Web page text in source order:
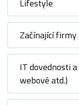
Lifestyle
Začínající
IT dovednosti
webové atd.)